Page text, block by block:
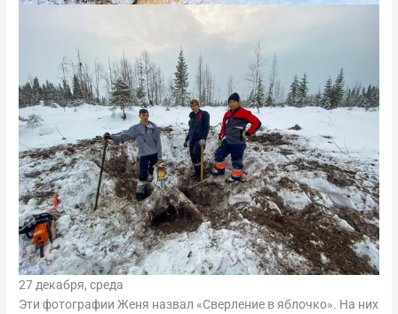
27 декабря, среда
Эти фотографии Женя назвал «Сверление в яблочко». На них